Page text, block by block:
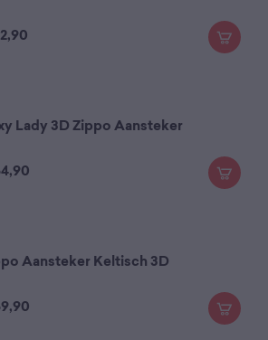
Lady 3D Zippo Aansteker
Aansteker Keltisch 3D